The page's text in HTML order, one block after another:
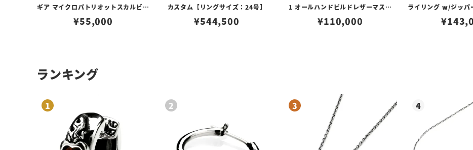
ギア マイクロパトリオットスカルビー
ズ w/ブラスハット
¥55,000
カスタム【リングサイズ：24号】
¥544,500
1 オールハンドビルドレザーマスク
w/スタンプ/ブラック
¥110,000
ライリング w/ジッパ
ロゴ/テクス
¥
ランキング